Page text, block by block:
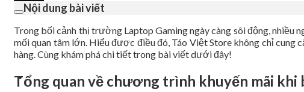
Nội dung bài viết
Trong bối cảnh thị trường Laptop Gaming ngày càng sôi động, nhiều
mối quan tâm lớn. Hiểu được điều đó, Táo Việt Store không chỉ cung
hàng. Cùng khám phá chi tiết trong bài viết dưới đây!
Tổng quan về chương trình khuyến mãi khi